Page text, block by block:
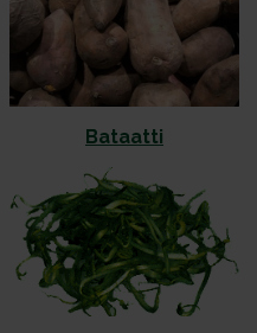
Ba­taat­ti